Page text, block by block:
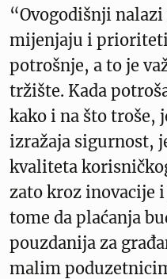
“Ovogodišnji
mijenjaju i prioriteti
potrošnje, a to je
tržište. Kada
kako i na što troše,
izražaja sigurnost,
kvaliteta
zato kroz inovacije
tome da plaćanja
pouzdanija za
malim